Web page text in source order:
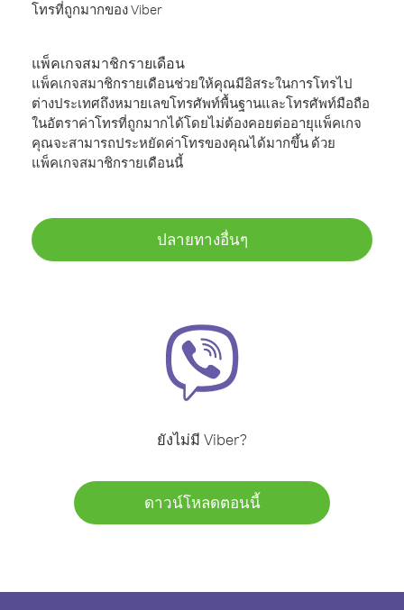
โทรที่ถูกมากของ Viber
แพ็คเกจสมาชิกรายเดือน
แพ็คเกจสมาชิกรายเดือนช่วยให้คุณมีอิสระในการโทรไป
ต่างประเทศถึงหมายเลขโทรศัพท์พื้นฐานและโทรศัพท์มือถือ
ในอัตราค่าโทรที่ถูกมากได้โดยไม่ต้องคอยต่ออายุแพ็คเกจ
คุณจะสามารถประหยัดค่าโทรของคุณได้มากขึ้น ด้วย
แพ็คเกจสมาชิกรายเดือนนี้
ปลายทางอื่นๆ
ยังไม่มี Viber?
ดาวน์โหลดตอนนี้